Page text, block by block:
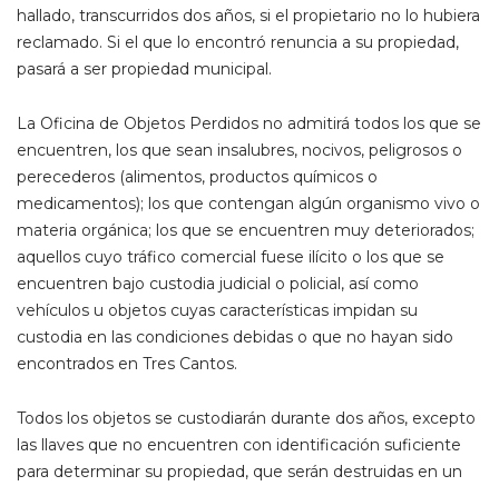
hallado, transcurridos dos años, si el propietario no lo hubiera
reclamado. Si el que lo encontró renuncia a su propiedad,
pasará a ser propiedad municipal.
La Oficina de Objetos Perdidos no admitirá todos los que se
encuentren, los que sean insalubres, nocivos, peligrosos o
perecederos (alimentos, productos químicos o
medicamentos); los que contengan algún organismo vivo o
materia orgánica; los que se encuentren muy deteriorados;
aquellos cuyo tráfico comercial fuese ilícito o los que se
encuentren bajo custodia judicial o policial, así como
vehículos u objetos cuyas características impidan su
custodia en las condiciones debidas o que no hayan sido
encontrados en Tres Cantos.
Todos los objetos se custodiarán durante dos años, excepto
las llaves que no encuentren con identificación suficiente
para determinar su propiedad, que serán destruidas en un